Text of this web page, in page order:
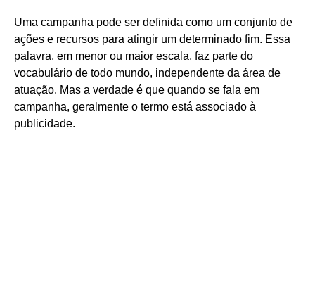
Uma campanha pode ser definida como um conjunto de
ações e recursos para atingir um determinado fim. Essa
palavra, em menor ou maior escala, faz parte do
vocabulário de todo mundo, independente da área de
atuação. Mas a verdade é que quando se fala em
campanha, geralmente o termo está associado à
publicidade.